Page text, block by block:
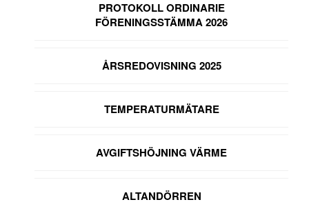
PROTOKOLL ORDINARIE
FÖRENINGSSTÄMMA 2026
ÅRSREDOVISNING 2025
TEMPERATURMÄTARE
AVGIFTSHÖJNING VÄRME
ALTANDÖRREN